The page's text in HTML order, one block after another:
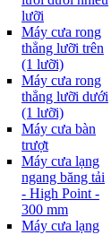
lưỡi
Máy cưa rong
thẳng lưỡi trên
(1 lưỡi)
Máy cưa rong
thẳng lưỡi dưới
(1 lưỡi)
Máy cưa bàn
trượt
Máy cưa lạng
ngang băng tải
- High Point -
300 mm
Máy cưa lạng